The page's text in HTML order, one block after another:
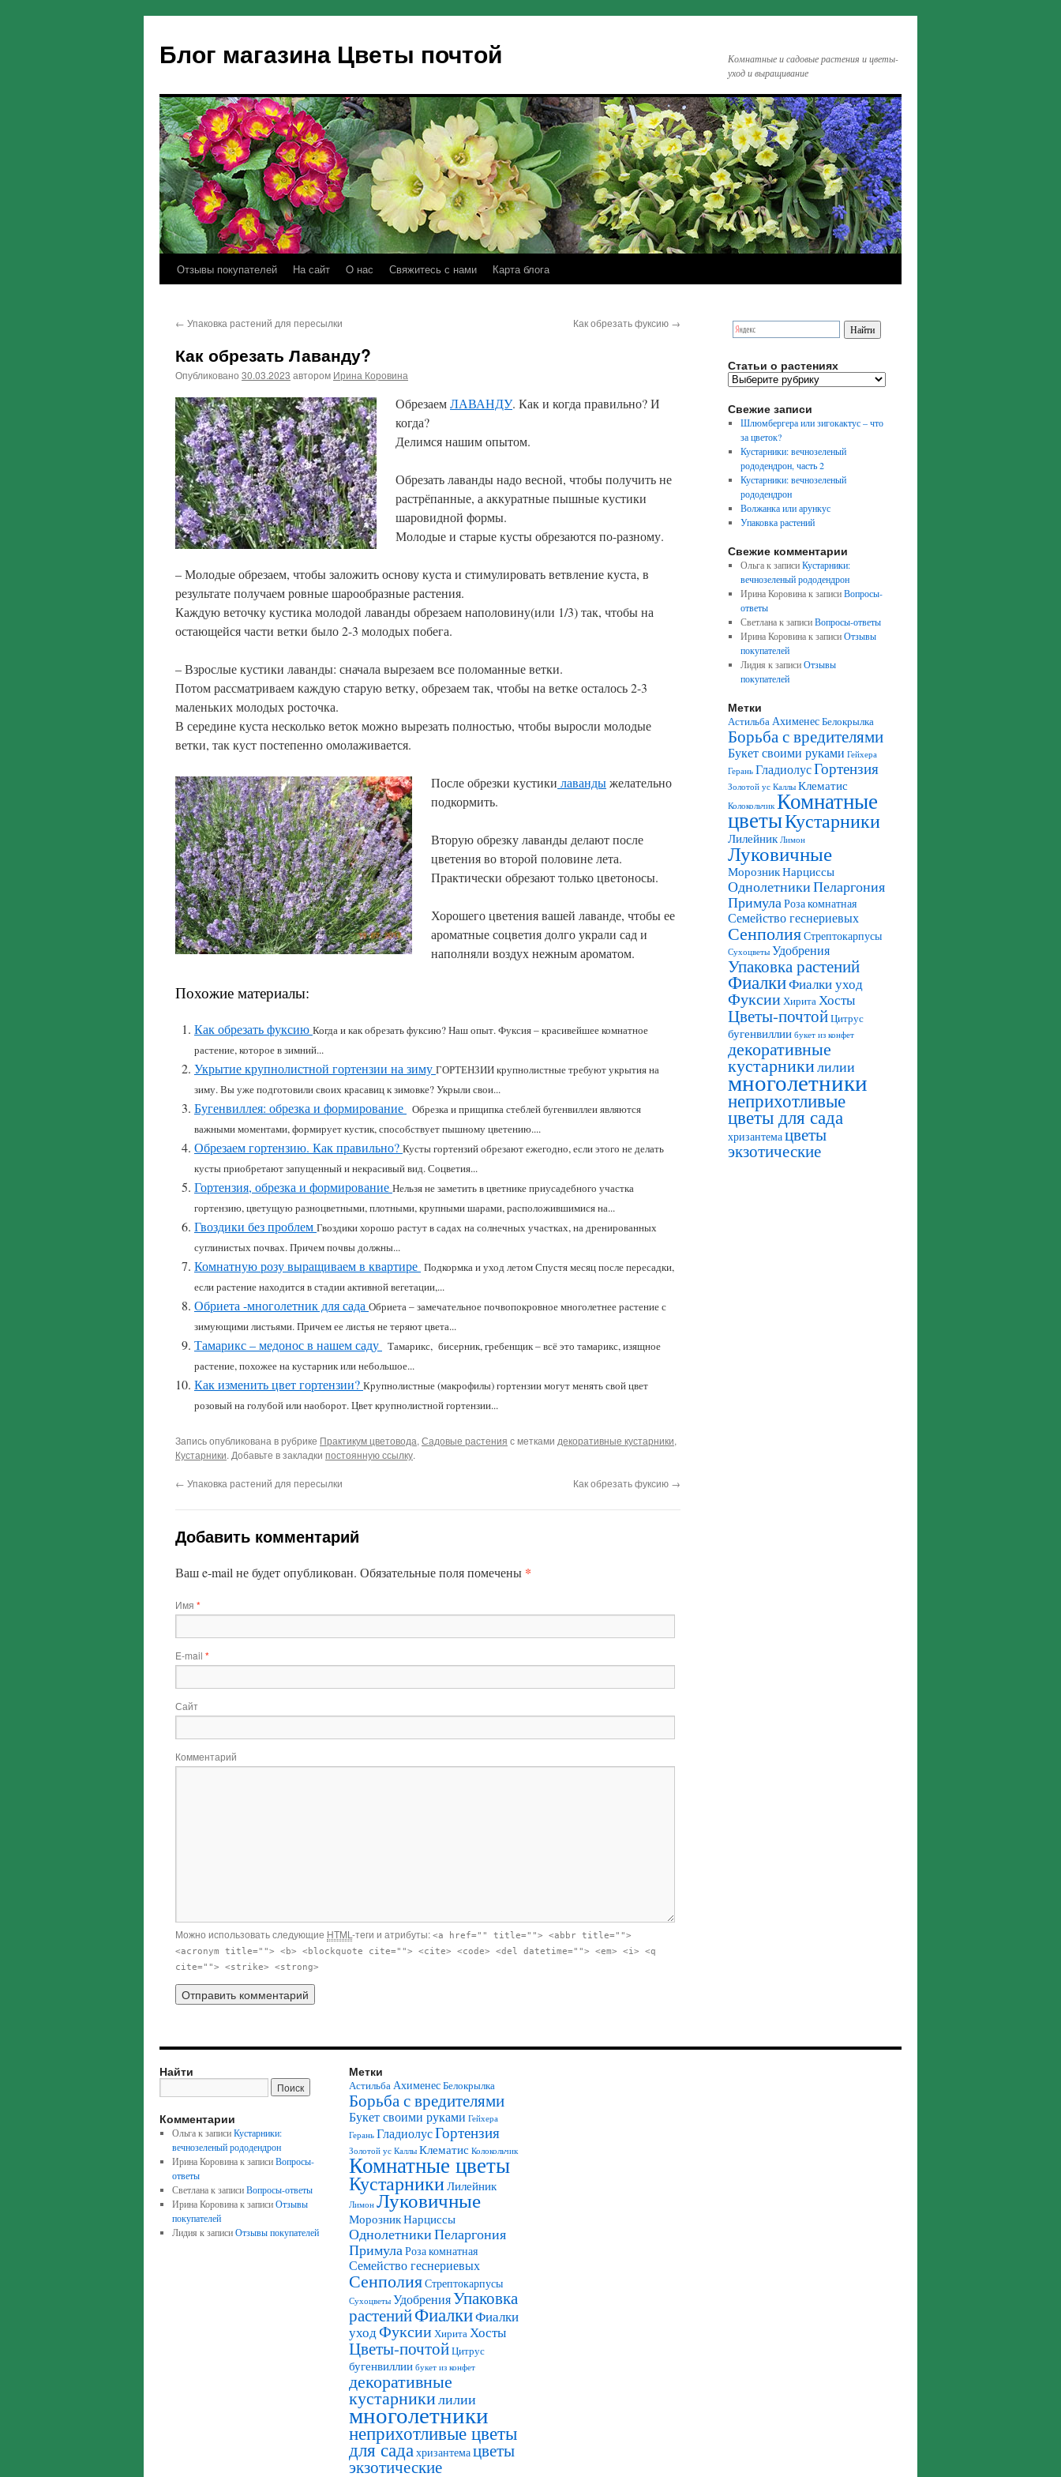
Блог магазина Цветы почтой
Комнатные и садовые растения и цветы-
уход и выращивание
Отзывы покупателей На сайт O нас Свяжитесь с нами Карта блога
← Упаковка растений для пересылки Как обрезать фуксию →
Как обрезать Лаванду?
Опубликовано 30.03.2023 автором Ирина Коровина
ОбрезаемЛАВАНДУ. Как и когда правильно? И
когда?
Делимся нашим опытом.
Обрезать лаванды надо весной, чтобы получить не
растрёпанные, а аккуратные пышные кустики
шаровидной формы.
Молодые и старые кусты обрезаются по-разному.
– Молодые обрезаем, чтобы заложить основу куста и стимулировать ветвление куста, в
результате получаем ровные шарообразные растения.
Каждую веточку кустика молодой лаванды обрезаем наполовину(или 1/3) так, чтобы на
остающейся части ветки было 2-3 молодых побега.
– Взрослые кустики лаванды: сначала вырезаем все поломанные ветки.
Потом рассматриваем каждую старую ветку, обрезаем так, чтобы на ветке осталось 2-3
маленьких молодых росточка.
В середине куста несколько веток можно вырезать полностью, чтобы выросли молодые
ветки, так куст постепенно омолаживается.
После обрезки кустики лавандыжелательно
подкормить.
Вторую обрезку лаванды делают после
цветения во второй половине лета.
Практически обрезают только цветоносы.
Хорошего цветения вашей лаванде, чтобы ее
ароматные соцветия долго украли сад и
наполняли воздух нежным ароматом.
Похожие материалы:
Как обрезать фуксию Когда и как обрезать фуксию? Наш опыт. Фуксия – красивейшее комнатное
растение, которое в зимний...
Укрытие крупнолистной гортензии на зиму ГОРТЕНЗИИ крупнолистные требуют укрытия на
зиму. Вы уже подготовили своих красавиц к зимовке? Укрыли свои...
Бугенвиллея: обрезка и формирование
Обрезка и прищипка стеблей бугенвиллеи являются
важными моментами, формирует кустик, способствует пышному цветению....
Обрезаем гортензию. Как правильно? Кусты гортензий обрезают ежегодно, если этого не делать
кусты приобретают запущенный и некрасивый вид. Соцветия...
Гортензия, обрезка и формирование Нельзя не заметить в цветнике приусадебного участка
гортензию, цветущую разноцветными, плотными, крупными шарами, расположившимися на...
Гвоздики без проблем Гвоздики хорошо растут в садах на солнечных участках, на дренированных
суглинистых почвах. Причем почвы должны...
Комнатную розу выращиваем в квартире Подкормка и уход летом Спустя месяц после пересадки,
если растение находится в стадии активной вегетации,...
Обриета -многолетник для сада Обриета – замечательное почвопокровное многолетнее растение с
зимующими листьями. Причем ее листья не теряют цвета...
Тамарикс – медонос в нашем саду
Тамарикс, бисерник, гребенщик – всё это тамарикс, изящное
растение, похожее на кустарник или небольшое...
Как изменить цвет гортензии? Крупнолистные (макрофилы) гортензии могут менять свой цвет
розовый на голубой или наоборот. Цвет крупнолистной гортензии...
Запись опубликована в рубрике Практикум цветовода, Садовые растения с метками декоративные кустарники,
Кустарники. Добавьте в закладки постоянную ссылку.
← Упаковка растений для пересылки Как обрезать фуксию →
Добавить комментарий
Ваш e-mail не будет опубликован. Обязательные поля помечены *
Имя *
E-mail *
Сайт
Комментарий
Можно использовать следующие HTML -теги и атрибуты: <a href="" title=""> <abbr title="">
<acronym title=""> <b> <blockquote cite=""> <cite> <code> <del datetime=""> <em> <i> <q
cite=""> <strike> <strong>
Статьи о растениях
Свежие записи
Шлюмбергера или зигокактус – что
за цветок?
Кустарники: вечнозеленый
рододендрон, часть 2
Кустарники: вечнозеленый
рододендрон
Волжанка или арункус
Упаковка растений
Свежие комментарии
Ольгак записиКустарники:
вечнозеленый рододендрон
Ирина Коровинак записиВопросы-
ответы
Светланак записиВопросы-ответы
Ирина Коровинак записиОтзывы
покупателей
Лидия к записиОтзывы
покупателей
Метки
АстильбаАхименесБелокрылка
Борьба с вредителями
Букет своими руками Гейхера
Герань ГладиолусГортензия
Золотой ус Каллы Клематис
Колокольчик Комнатные
цветыКустарники
Лилейник Лимон
Луковичные
МорозникНарциссы
ОднолетникиПеларгония
ПримулаРоза комнатная
Семейство геснериевых
СенполияСтрептокарпусы
Сухоцветы Удобрения
Упаковка растений
ФиалкиФиалки уход
ФуксииХиритаХосты
Цветы-почтойЦитрус
бугенвиллии букет из конфет
декоративные
кустарникилилии
многолетники
неприхотливые
цветы для сада
хризантемацветы
экзотические
Найти
Комментарии
Ольгак записиКустарники:
вечнозеленый рододендрон
Ирина Коровинак записиВопросы-
ответы
Светланак записиВопросы-ответы
Ирина Коровинак записиОтзывы
покупателей
Лидия к записиОтзывы покупателей
Метки
АстильбаАхименесБелокрылка
Борьба с вредителями
Букет своими руками Гейхера
Герань ГладиолусГортензия
Золотой ус Каллы Клематис Колокольчик
Комнатные цветы
КустарникиЛилейник
Лимон Луковичные
МорозникНарциссы
ОднолетникиПеларгония
ПримулаРоза комнатная
Семейство геснериевых
СенполияСтрептокарпусы
Сухоцветы УдобренияУпаковка
растенийФиалкиФиалки
уходФуксииХиритаХосты
Цветы-почтойЦитрус
бугенвиллии букет из конфет
декоративные
кустарникилилии
многолетники
неприхотливые цветы
для садахризантемацветы
экзотические